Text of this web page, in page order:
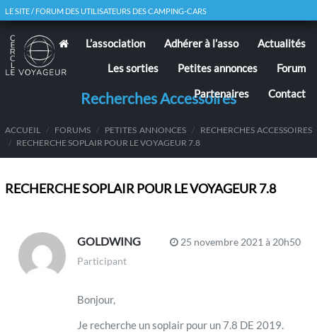
LE SITE / FORUM DES UTILISATEURS DES CAMPING-CARS
L’association Adhérer à l’asso
Actualités
Les sorties
Petites annonces
Forum
Partenaires
Contact
Recherches Accessoires
ACCUEIL / FORUMS / PETITES ANNONCES /
RECHERCHES ACCESSOIRES
/ RECHERCHE SOPLAIR POUR LE VOYAGEUR 7.8
RECHERCHE SOPLAIR POUR LE VOYAGEUR 7.8
25 novembre 2021 à 20h50
GOLDWING
Participant
Bonjour,
Je recherche un soplair pour un 7.8 DE 2019.